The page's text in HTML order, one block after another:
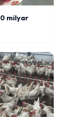
milyar